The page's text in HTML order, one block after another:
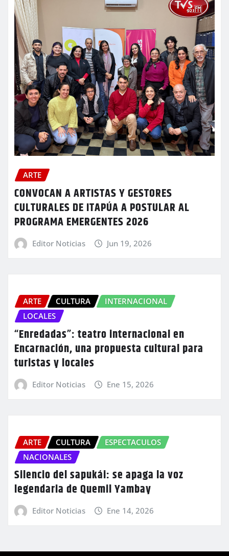
ARTE
CONVOCAN A ARTISTAS Y GESTORES
CULTURALES DE ITAPÚA A POSTULAR AL
PROGRAMA EMERGENTES 2026
Editor Noticias Jun 19, 2026
ARTE CULTURA
INTERNACIONAL
LOCALES
“Enredadas”: teatro internacional en
Encarnación, una propuesta cultural para
turistas y locales
Editor Noticias Ene 15, 2026
ARTE CULTURA
ESPECTACULOS
NACIONALES
Silencio del sapukái: se apaga la voz
legendaria de Quemil Yambay
Editor Noticias Ene 14, 2026